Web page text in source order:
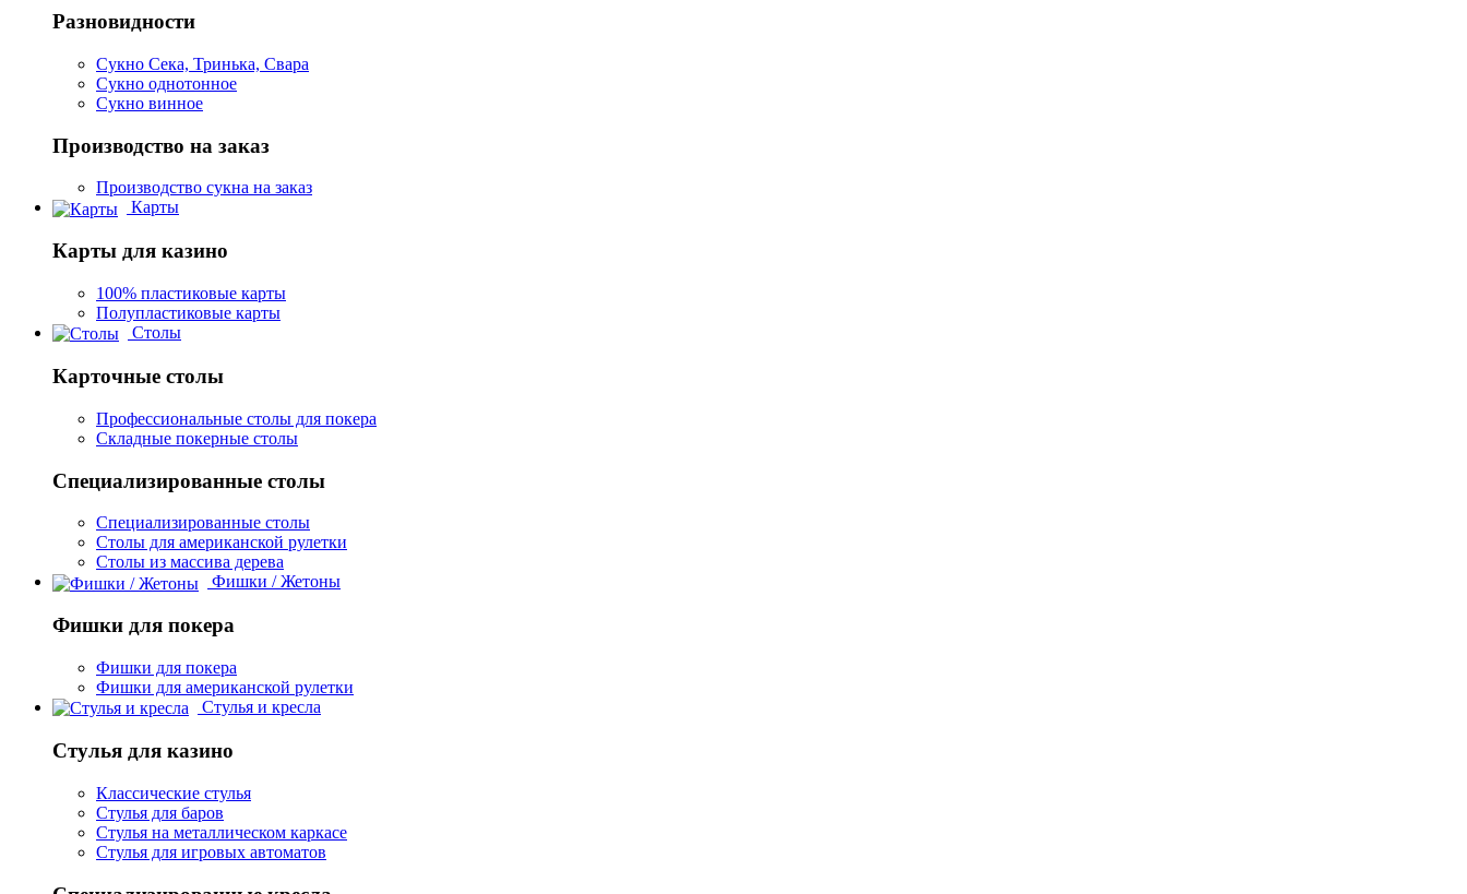
Разновидности
Сукно Сека, Тринька, Свара
Сукно однотонное
Сукно винное
Производство на заказ
Производство сукна на заказ
Карты
Карты для казино
100% пластиковые карты
Полупластиковые карты
Столы
Карточные столы
Профессиональные столы для покера
Складные покерные столы
Специализированные столы
Специализированные столы
Столы для американской рулетки
Столы из массива дерева
Фишки / Жетоны
Фишки для покера
Фишки для покера
Фишки для американской рулетки
Стулья и кресла
Стулья для казино
Классические стулья
Стулья для баров
Стулья на металлическом каркасе
Стулья для игровых автоматов